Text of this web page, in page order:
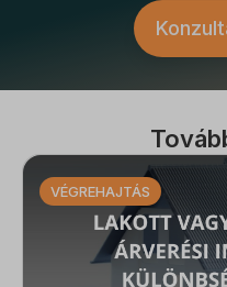
VÉGREHAJTÁS